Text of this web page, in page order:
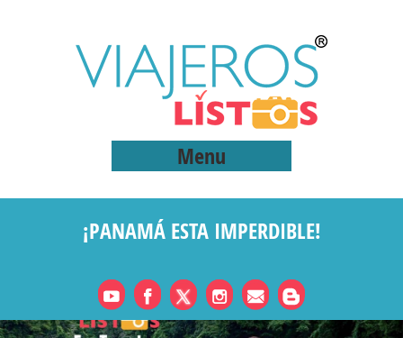
Menu
¡PANAMÁ ESTA IMPERDIBLE!